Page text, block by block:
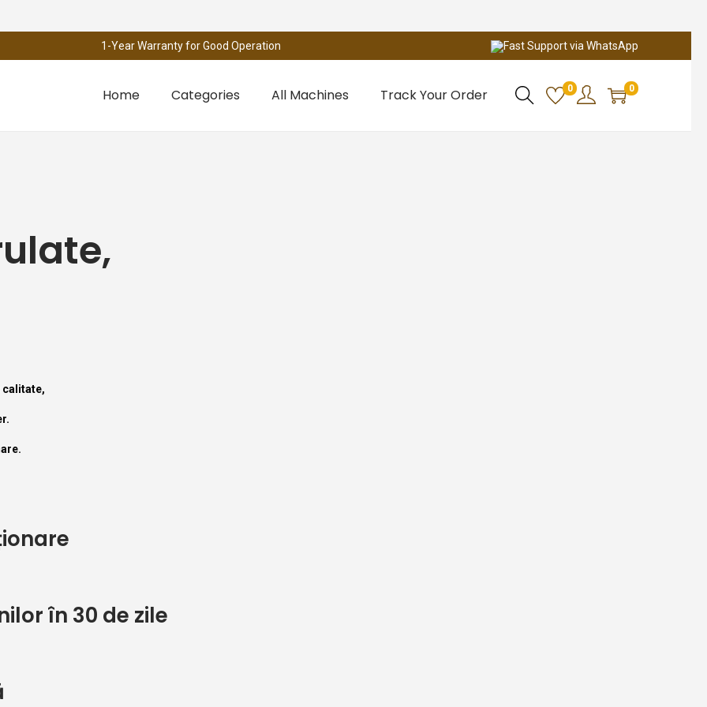
1-Year Warranty for Good Operation Fast Support via WhatsApp
Home Categories All Machines Track Your Order 0 0
calitate,
în 30 de zile